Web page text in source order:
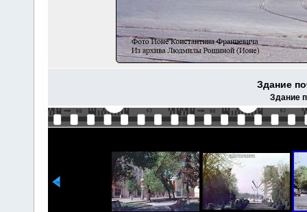
Здание
Здание